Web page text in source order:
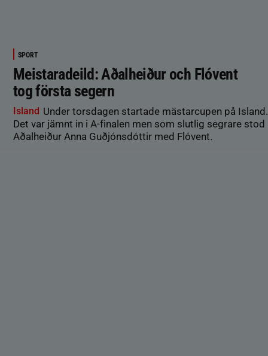
SPORT
Meistaradeild: Aðalheiður och Flóvent
tog första segern
Island Under torsdagen startade mästarcupen på Island.
Det var jämnt in i A-finalen men som slutlig segrare stod
Aðalheiður Anna Guðjónsdóttir med Flóvent.